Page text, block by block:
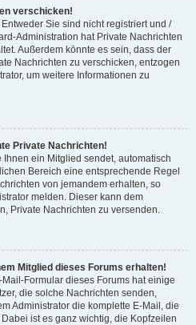
verschicken!
Sie sind nicht registriert und /
Administration hat Private Nachrichten
Außerdem könnte es sein, dass der
Nachrichten zu verschicken, entzogen
um weitere Informationen zu
Private Nachrichten!
ein Mitglied sendet, automatisch
Bereich eine entsprechende Regel
von jemandem erhalten, so
melden. Dieser kann dem
Private Nachrichten zu versenden.
Mitglied dieses Forums erhalten!
Formular dieses Forums hat einige
die solche Nachrichten senden,
Administrator die komplette E-Mail, die
ist es ganz wichtig, die Kopfzeilen